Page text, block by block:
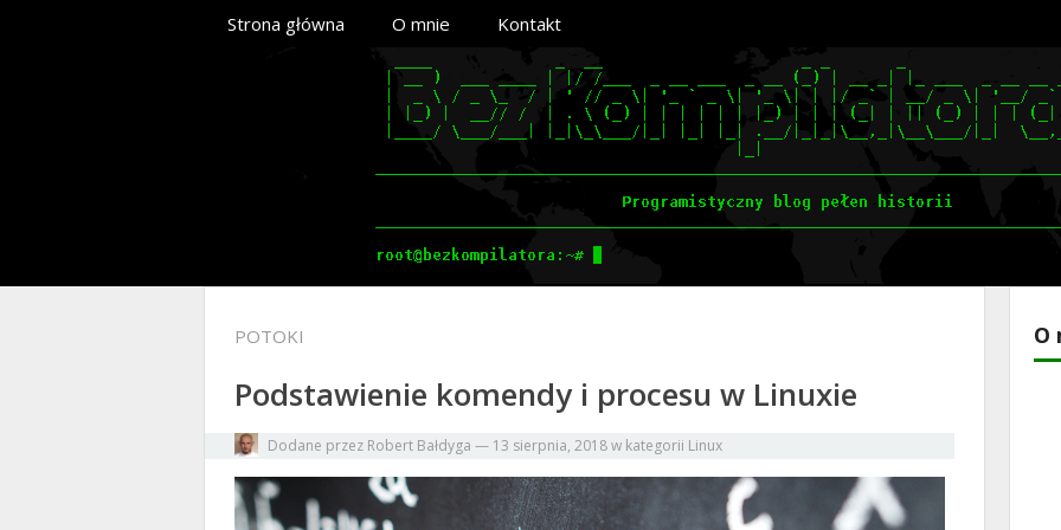
Strona główna O mnie Kontakt
POTOKI
Podstawienie komendy i procesu w Linuxie
Dodane przez Robert Bałdyga — 13 sierpnia, 2018w kategorii Linux
O